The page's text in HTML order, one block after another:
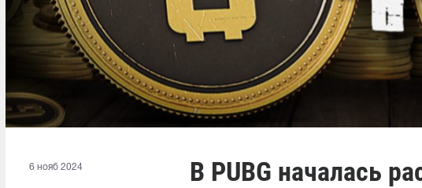
6 нояб 2024 В PUBG началась